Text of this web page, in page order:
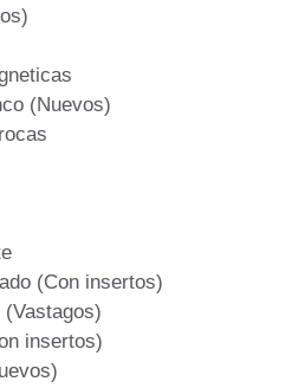
(Nuevos)
(Con insertos)
(Vastagos)
insertos)